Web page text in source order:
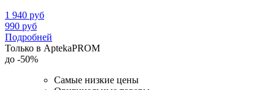
1 940 руб
990 руб
Подробней
Только в AptekaPROM
до -50%
Самые низкие цены